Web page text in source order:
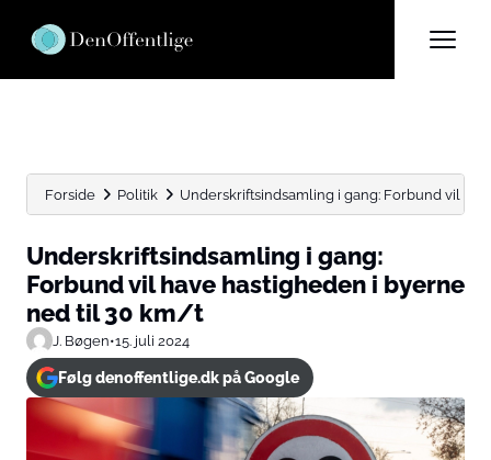
Forside Politik Underskriftsindsamling i gang: Forbund vil
Underskriftsindsamling i gang:
Forbund vil have hastigheden i byerne
ned til 30 km/t
J. Bøgen•15. juli 2024
Følg denoffentlige.dk på Google